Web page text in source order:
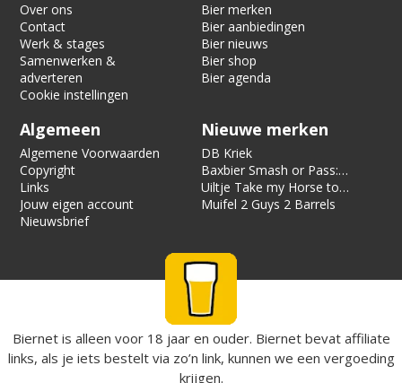
Over ons
Contact
Werk & stages
Samenwerken &
adverteren
Cookie instellingen
Bier merken
Bier aanbiedingen
Bier nieuws
Bier shop
Bier agenda
Algemeen
Algemene Voorwaarden
Copyright
Links
Jouw eigen account
Nieuwsbrief
Nieuwe merken
DB Kriek
Baxbier Smash or Pass:
Strata
Uiltje Take my Horse to
the Hotel Room
Muifel 2 Guys 2 Barrels
Biernet is alleen voor 18 jaar en ouder. Biernet bevat affiliate
links, als je iets bestelt via zo’n link, kunnen we een vergoeding
krijgen.